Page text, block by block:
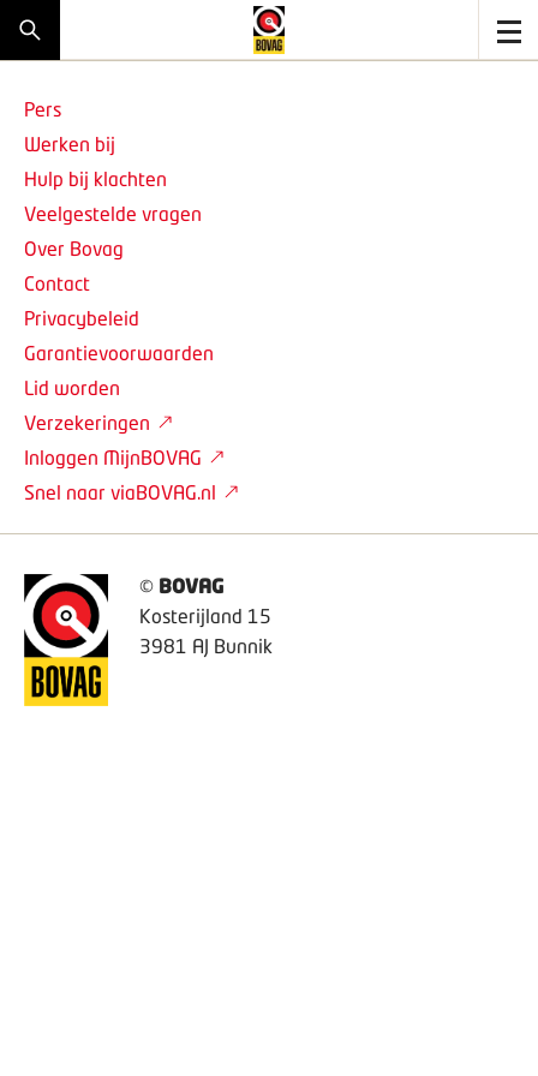
© BOVAG
Kosterijland 15
3981 AJ Bunnik
Pers
Werken bij
Hulp bij klachten
Veelgestelde vragen
Over Bovag
Contact
Privacybeleid
Garantievoorwaarden
Lid worden
Verzekeringen
Inloggen MijnBOVAG
Snel naar viaBOVAG.nl